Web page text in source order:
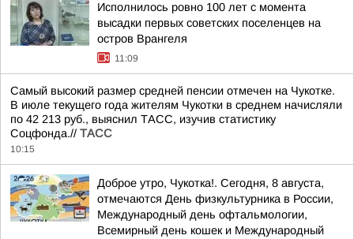
Исполнилось ровно 100 лет с момента
высадки первых советских поселенцев на
остров Врангеля
11:09
Самый высокий размер средней пенсии отмечен на Чукотке.
В июле текущего года жителям Чукотки в среднем начисляли
по 42 213 руб., выяснил ТАСС, изучив статистику
Соцфонда.// ТАСС
10:15
Доброе утро, Чукотка!. Сегодня, 8 августа,
отмечаются День физкультурника в России,
Международный день офтальмологии,
Всемирный день кошек и Международный